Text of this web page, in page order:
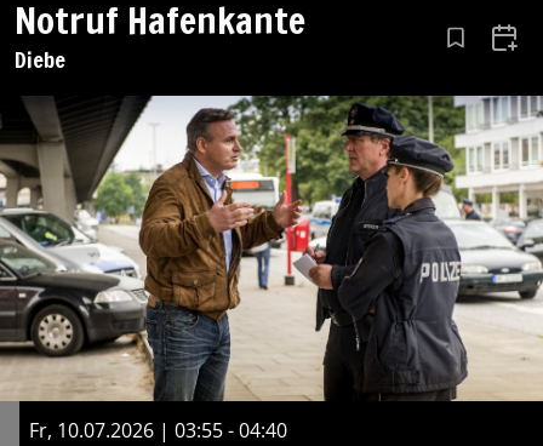
Notruf Hafenkante
Diebe Aus den
Fr, 10.07.2026 | 03:55 - 04:40